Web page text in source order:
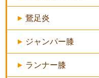
鵞足炎
ジャンパー膝
ランナー膝